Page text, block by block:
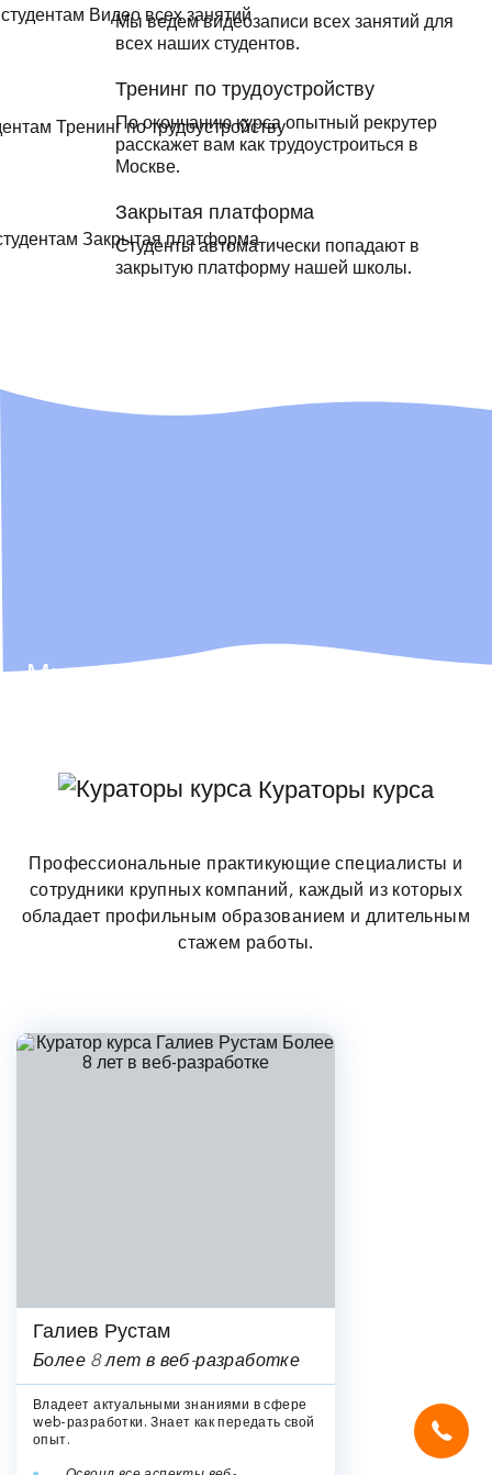
Мы ведем видеозаписи всех занятий для
всех наших студентов.
Тренинг по трудоустройству
По окончанию курса опытный рекрутер
расскажет вам как трудоустроиться в
Москве.
Закрытая платформа
Студенты автоматически попадают в
закрытую платформу нашей школы.
Мы не просто ІТ-школа, мы — ІТ-
мы иногда забираем себе в команду
🫶
Кураторы курса
Профессиональные практикующие специалисты и
сотрудники крупных компаний, каждый из которых
обладает профильным образованием и длительным
стажем работы.
Галиев Рустам
Более 8 лет в веб-разработке
Владеет актуальными знаниями в сфере
web-разработки. Знает как передать свой
опыт.
и систему
удобным, быстрым и защищённым.
Продолжая, вы принимаете условия.